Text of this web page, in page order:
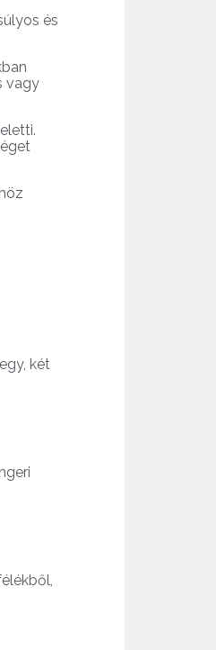
és
vagy
két